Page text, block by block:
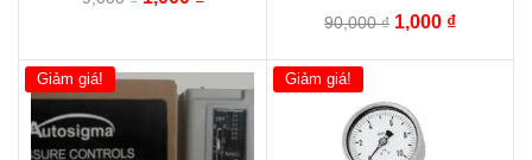
9,000 ₫.là:
1,000 ₫.
90,000₫ Giá
1,000 ₫Giá
Giảm giá! Giảm giá!